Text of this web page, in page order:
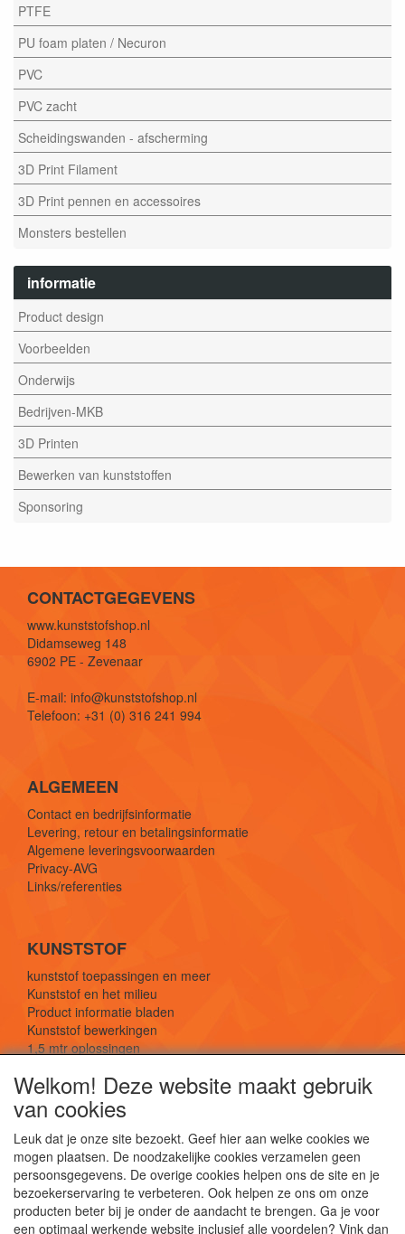
PTFE
PU foam platen / Necuron
PVC
PVC zacht
Scheidingswanden - afscherming
3D Print Filament
3D Print pennen en accessoires
Monsters bestellen
informatie
Product design
Voorbeelden
Onderwijs
Bedrijven-MKB
3D Printen
Bewerken van kunststoffen
Sponsoring
CONTACTGEGEVENS
www.kunststofshop.nl
Didamseweg 148
6902 PE - Zevenaar
E-mail: info@kunststofshop.nl
Telefoon: +31 (0) 316 241 994
ALGEMEEN
Contact en bedrijfsinformatie
Levering, retour en betalingsinformatie
Algemene leveringsvoorwaarden
Privacy-AVG
Links/referenties
KUNSTSTOF
kunststof toepassingen en meer
Kunststof en het milieu
Product informatie bladen
Kunststof bewerkingen
1,5 mtr oplossingen
SOCIALE MEDIA
Welkom! Deze website maakt gebruik
van cookies
Leuk dat je onze site bezoekt. Geef hier aan welke cookies we
mogen plaatsen. De noodzakelijke cookies verzamelen geen
persoonsgegevens. De overige cookies helpen ons de site en je
bezoekerservaring te verbeteren. Ook helpen ze ons om onze
producten beter bij je onder de aandacht te brengen. Ga je voor
een optimaal werkende website inclusief alle voordelen? Vink dan